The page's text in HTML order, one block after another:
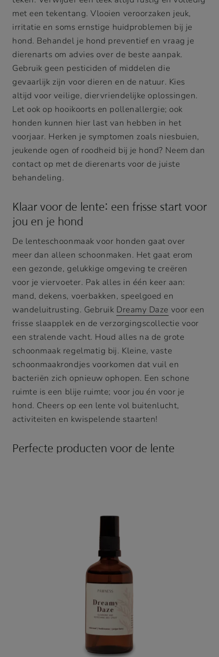
met een tekentang. Vlooien veroorzaken jeuk,
irritatie en soms ernstige huidproblemen bij je
hond. Behandel je hond preventief en vraag je
dierenarts om advies over de beste aanpak.
Gebruik geen pesticiden of middelen die
gevaarlijk zijn voor dieren en de natuur. Kies
altijd voor veilige, diervriendelijke oplossingen.
Let ook op hooikoorts en pollenallergie; ook
honden kunnen hier last van hebben in het
voorjaar. Herken je symptomen zoals niesbuien,
jeukende ogen of roodheid bij je hond? Neem dan
contact op met de dierenarts voor de juiste
behandeling.
Klaar voor de lente: een frisse start voor
jou en je hond
De lenteschoonmaak voor honden gaat over
meer dan alleen schoonmaken. Het gaat erom
een gezonde, gelukkige omgeving te creëren
voor je viervoeter. Pak alles in één keer aan:
mand, dekens, voerbakken, speelgoed en
wandeluitrusting. Gebruik Dreamy Daze voor een
frisse slaapplek en de verzorgingscollectie voor
een stralende vacht. Houd alles na de grote
schoonmaak regelmatig bij. Kleine, vaste
schoonmaakrondjes voorkomen dat vuil en
bacteriën zich opnieuw ophopen. Een schone
ruimte is een blije ruimte; voor jou én voor je
hond. Cheers op een lente vol buitenlucht,
activiteiten en kwispelende staarten!
Perfecte producten voor de lente